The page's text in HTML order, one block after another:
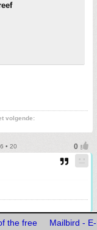
volgende:
• 20
the free Mailbird -